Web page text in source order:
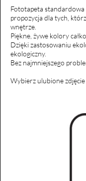
Fototapeta standardowa
propozycja dla tych,
wnętrze.
Piękne, żywe kolory
Dzięki zastosowaniu
ekologiczny.
Bez najmniejszego
Wybierz ulubione